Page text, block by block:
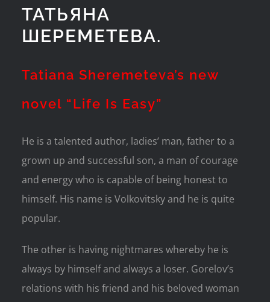
ТАТЬЯНА
ШЕРЕМЕТЕВА.
Tatiana Sheremeteva’s new
novel “Life Is Easy”
He is a talented author, ladies’ man, father to a
grown up and successful son, a man of courage
and energy who is capable of being honest to
himself. His name is Volkovitsky and he is quite
popular.
The other is having nightmares whereby he is
always by himself and always a loser. Gorelov’s
relations with his friend and his beloved woman